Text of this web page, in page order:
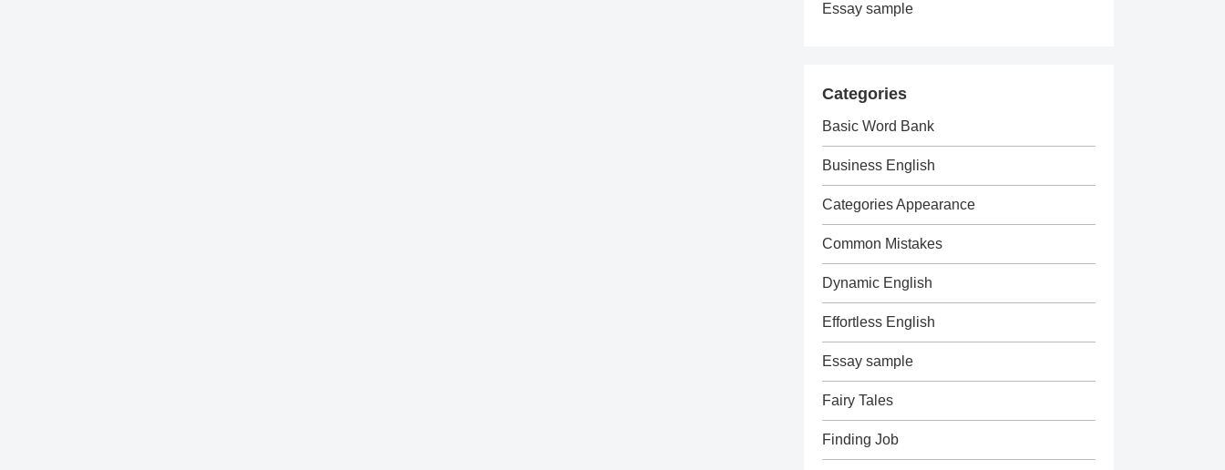
Essay sample
Categories
Basic Word Bank
Business English
Categories Appearance
Common Mistakes
Dynamic English
Effortless English
Essay sample
Fairy Tales
Finding Job